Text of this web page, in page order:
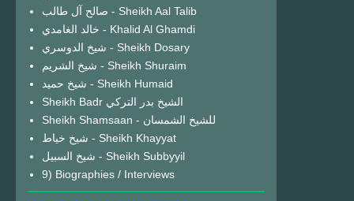
صالح آل طالب - Sheikh Aal Talib
خالد الغامدي - Khalid Al Ghamdi
شيخ الدوسري - Sheikh Dosary
شيخ الشريم - Sheikh Shuraim
شيخ حميد - Sheikh Humaid
Sheikh Badr الشيخ بدر التركي
Sheikh Shamsaan - للشيخ الشمسان
شيخ خياط - Sheikh Khayyat
شيخ السبيل - Sheikh Subbyyil
9) Biographies / Interviews